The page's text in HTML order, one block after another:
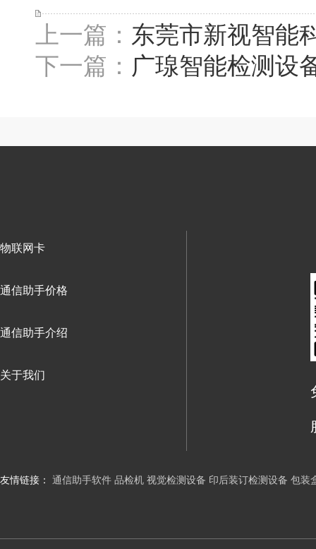
上一篇： 东莞市新视智能
下一篇： 广瑔智能检测设
物联网卡
通信助手价格
通信助手介绍
关于我们
友情链接： 通信助手软件 品检机 视觉检测设备 印后装订检测设备 包装